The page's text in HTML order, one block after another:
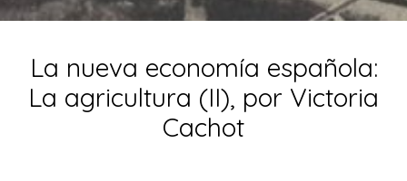
La nueva economía española:
La agricultura (II), por Victoria
Cachot